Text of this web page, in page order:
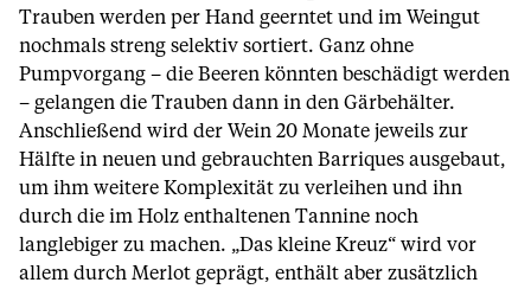
Trauben werden per Hand geerntet und im Weingut
nochmals streng selektiv sortiert. Ganz ohne
Pumpvorgang – die Beeren könnten beschädigt werden
– gelangen die Trauben dann in den Gärbehälter.
Anschließend wird der Wein 20 Monate jeweils zur
Hälfte in neuen und gebrauchten Barriques ausgebaut,
um ihm weitere Komplexität zu verleihen und ihn
durch die im Holz enthaltenen Tannine noch
langlebiger zu machen. „Das kleine Kreuz“ wird vor
allem durch Merlot geprägt, enthält aber zusätzlich